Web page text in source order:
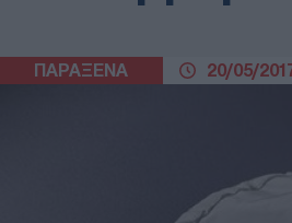
ΠΑΡΑΞΕΝΑ 20/05/